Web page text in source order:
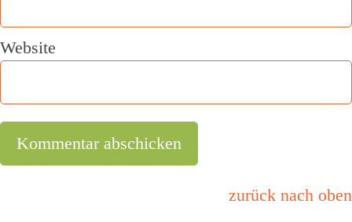
Website
zurück nach oben